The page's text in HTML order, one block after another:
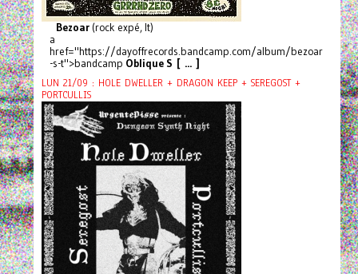
Bezoar(rock expé, It)
a
href="https://dayoffrecords.bandcamp.com/album/bezoar
-s-t">bandcamp Oblique S [ ... ]
LUN 21/09 : HOLE DWELLER + DRAGON KEEP + SEREGOST +
PORTCULLIS